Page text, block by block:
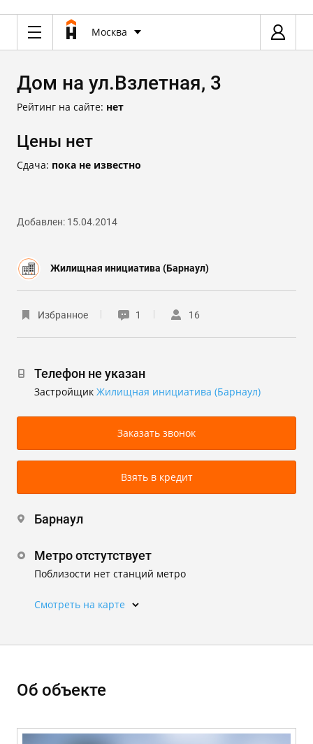
Москва
Дом на ул.Взлетная, 3
Рейтинг на сайте: нет
Цены нет
Сдача: пока не известно
Добавлен: 15.04.2014
Жилищная инициатива (Барнаул)
Избранное 1 16
Телефон не указан
Застройщик Жилищная инициатива (Барнаул)
Заказать звонок
Взять в кредит
Барнаул
Метро отстутствует
Поблизости нет станций метро
Смотреть на карте
Об объекте